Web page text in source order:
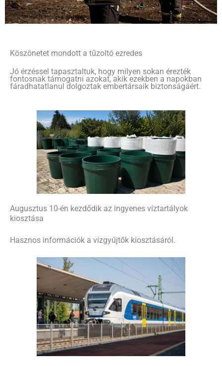
Köszönetet mondott a tűzoltó ezredes
Jó érzéssel tapasztaltuk, hogy milyen sokan érezték
fontosnak támogatni azokat, akik ezekben a napokban
fáradhatatlanul dolgoztak embertársaik biztonságáért.
Augusztus 10-én kezdődik az ingyenes víztartályok
kiosztása
Hasznos információk a vízgyűjtők kiosztásáról.